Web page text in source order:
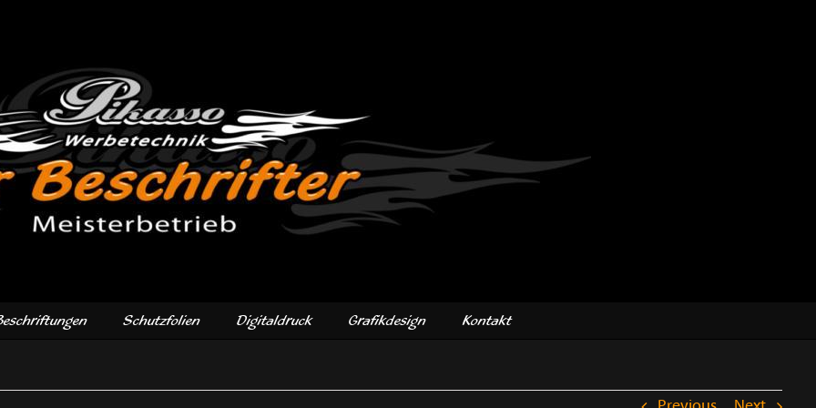
Schutzfolien Digitaldruck Grafikdesign Kontakt